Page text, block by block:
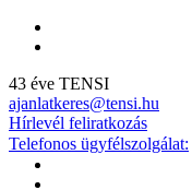
43 éve TENSI
ajanlatkeres@tensi.hu
Hírlevél feliratkozás
Telefonos ügyfélszolgálat: